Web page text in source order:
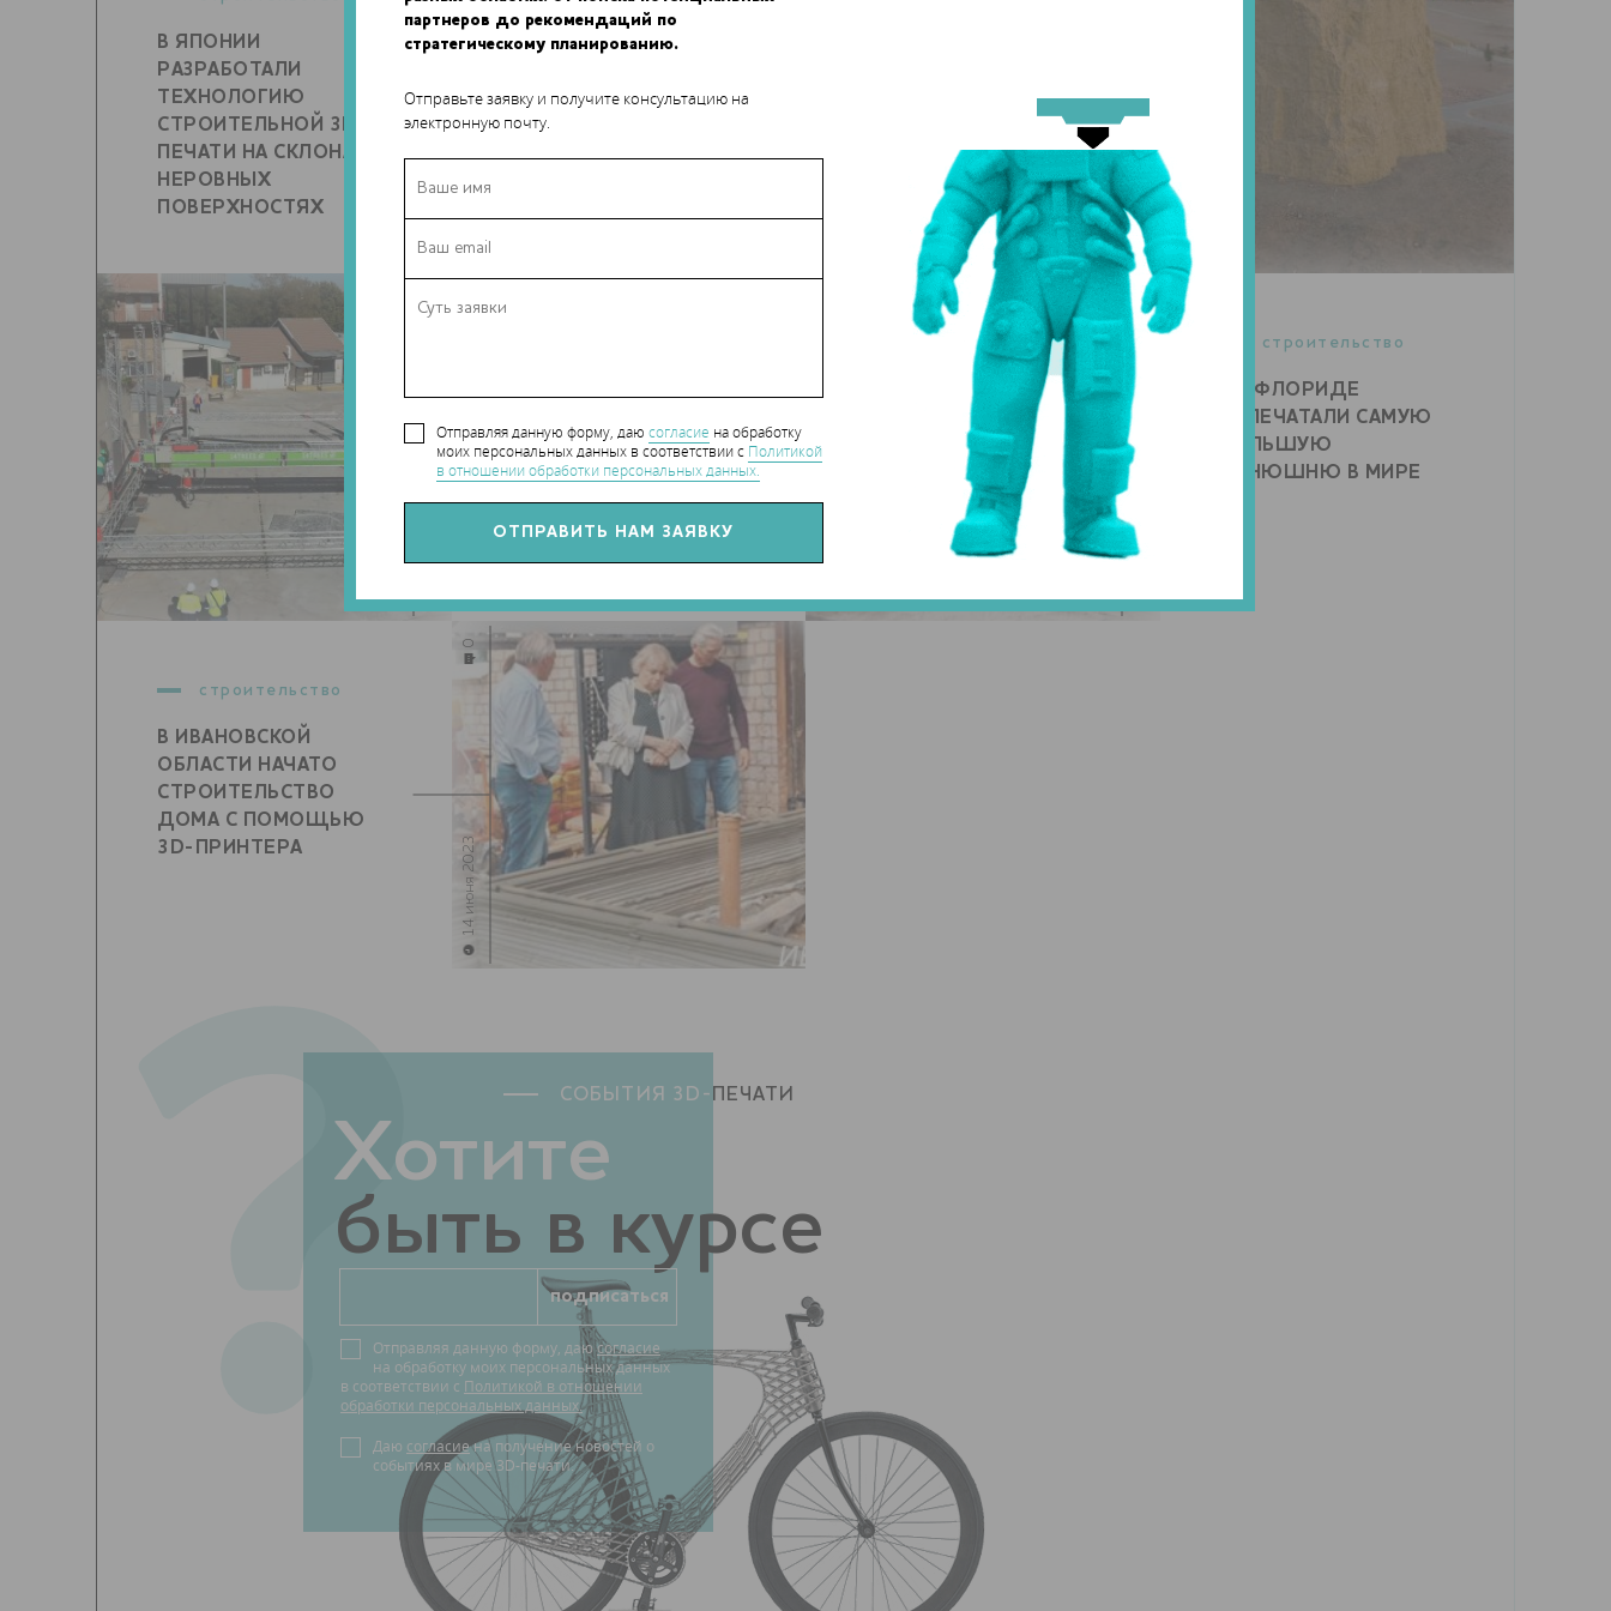
партнеров до рекомендаций по
стратегическому планированию.
Отправьте заявку и получите консультацию на
электронную почту.
Отправляя данную форму, даю согласие на обработку
моих персональных данных в соответствии с Политикой
в отношении обработки персональных данных.
В ЯПОНИИ
РАЗРАБОТАЛИ
ТЕХНОЛОГИЮ
СТРОИТЕЛЬНОЙ 3D-
ПЕЧАТИ НА СКЛОНАХ И
НЕРОВНЫХ
ПОВЕРХНОСТЯХ
25 августа 2023
SOUTHERN DUNES
ПОЯВИЛАСЬ ПЕРВАЯ
3D-ПЕЧАТНАЯ БАШНЯ
22 августа 2023
ПРИНТЕР,
ПРОИЗВЕДЕННЫЙ В
АФРИКЕ
14 июля 2023
строительство
ВО ФЛОРИДЕ
НАПЕЧАТАЛИ САМУЮ
БОЛЬШУЮ
КОНЮШНЮ В МИРЕ
21 июня 2023
0
строительство
В ИВАНОВСКОЙ
ОБЛАСТИ НАЧАТО
СТРОИТЕЛЬСТВО
ДОМА С ПОМОЩЬЮ
3D-ПРИНТЕРА
14 июня 2023
0
?
Хотите
быть в курсе
СОБЫТИЯ 3D- ПЕЧАТИ
Отправляя данную форму, даюсогласие
на обработку моих персональных данных
в соответствии с Политикой в отношении
обработки персональных данных.
Даю согласиена получение новостей о
событиях в мире 3D-печати.